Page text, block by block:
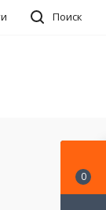
Поиск
0